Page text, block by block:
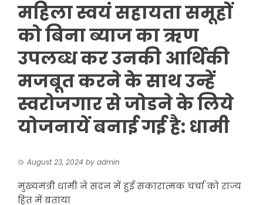
महिला स्वयं सहायता समूहों
को बिना ब्याज का ऋण
उपलब्ध कर उनकी आर्थिकी
मजबूत करने के साथ उन्हें
स्वरोजगार से जोडने के लिये
योजनायें बनाई गई है: धामी
August 23, 2024 by admin
मुख्यमंत्री धामी ने सदन में हुई सकारात्मक चर्चा को राज्य
हित में बताया